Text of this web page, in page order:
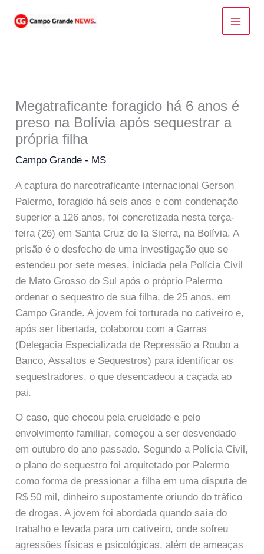
para
Megatraficante foragido há 6 anos é
preso na Bolívia após sequestrar a
própria filha
Campo Grande - MS
A captura do narcotraficante internacional Gerson
Palermo, foragido há seis anos e com condenação
superior a 126 anos, foi concretizada nesta terça-
feira (26) em Santa Cruz de la Sierra, na Bolívia. A
prisão é o desfecho de uma investigação que se
estendeu por sete meses, iniciada pela Polícia Civil
de Mato Grosso do Sul após o próprio Palermo
ordenar o sequestro de sua filha, de 25 anos, em
Campo Grande. A jovem foi torturada no cativeiro e,
após ser libertada, colaborou com a Garras
(Delegacia Especializada de Repressão a Roubo a
Banco, Assaltos e Sequestros) para identificar os
sequestradores, o que desencadeou a caçada ao
pai.
O caso, que chocou pela crueldade e pelo
envolvimento familiar, começou a ser desvendado
em outubro do ano passado. Segundo a Polícia Civil,
o plano de sequestro foi arquitetado por Palermo
como forma de pressionar a filha em uma disputa de
R$ 50 mil, dinheiro supostamente oriundo do tráfico
de drogas. A jovem foi abordada quando saía do
trabalho e levada para um cativeiro, onde sofreu
agressões físicas e psicológicas, além de ameaças